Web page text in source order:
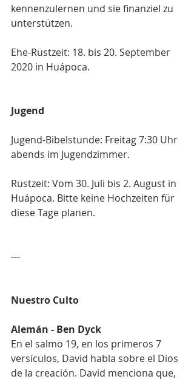
kennenzulernen und sie finanziel zu
unterstützen.
Ehe-Rüstzeit: 18. bis 20. September
2020 in Huápoca.
Jugend
Jugend-Bibelstunde: Freitag 7:30 Uhr
abends im Jugendzimmer.
Rüstzeit: Vom 30. Juli bis 2. August in
Huápoca. Bitte keine Hochzeiten für
diese Tage planen.
---
Nuestro Culto
Alemán - Ben Dyck
En el salmo 19, en los primeros 7
versículos, David habla sobre el Dios
de la creación. David menciona que,